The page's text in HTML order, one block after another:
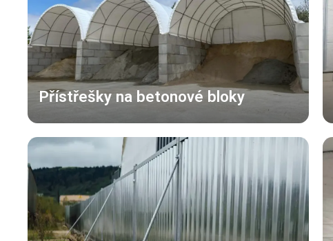
Přístřešky na betonové bloky